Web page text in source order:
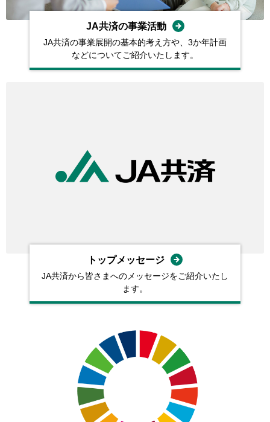
JA共済の事業活動
JA共済の事業展開の基本的考え⽅や、3か年計画
などについてご紹介いたします。
トップメッセージ
JA共済から皆さまへのメッセージをご紹介いたし
ます。